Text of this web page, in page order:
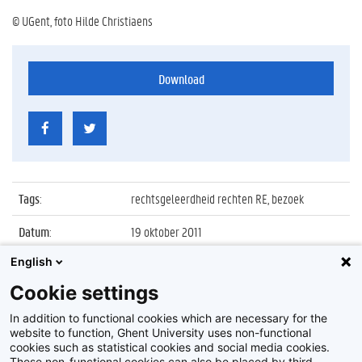
© UGent, foto Hilde Christiaens
Download
Tags:
rechtsgeleerdheid rechten RE, bezoek
Datum:
19 oktober 2011
Identificatienummer
Album:
Nederlandse ambassadeur bezoekt faculteit
Rechtsgeleerdheid
English
Cookie settings
In addition to functional cookies which are necessary for the
website to function, Ghent University uses non-functional
cookies such as statistical cookies and social media cookies.